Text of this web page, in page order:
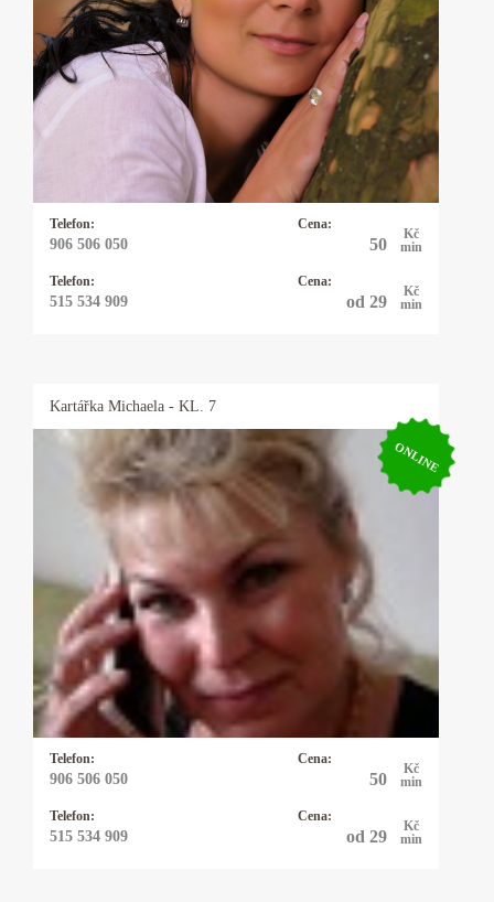
Telefon:
906 506 050
Cena:
50
Kč
min
Telefon:
515 534 909
Cena:
od 29
Kč
min
Kartářka Helen Stanku
Mariášové karty, Tarot, Runy, automatická
kresba, křišťálová koule, výklad snů. Rychlé
trefné výklady a dlouholetá praxe.
Kartářka Michaela - KL. 7
ONLINE
Telefon:
906 506 050
Cena:
50
Kč
min
Telefon:
515 534 909
Cena:
od 29
Kč
min
Kartářka Michaela
Pro své klienty je Michaela pojmem, neboť ví
ihned jádro problému a je velmi přesná, pokud
potřebujete rychlou, jasnou odpověď můžete
zvolit právě ji a budete překvapeni, co vše ví.